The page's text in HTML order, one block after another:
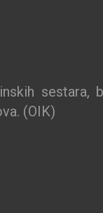
sestara,
(OIK)